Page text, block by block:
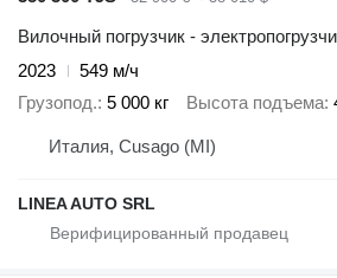
Вилочный погрузчик -
2023
549 м/ч
Грузопод. 5 000 кг Высота подъема
Италия, Cusago (MI)
LINEA AUTO SRL